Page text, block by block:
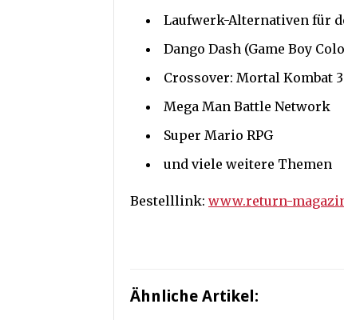
Laufwerk-Alternativen für
Dango Dash (Game Boy
Crossover: Mortal Kombat 3
Mega Man Battle Network
Super Mario RPG
und viele weitere Themen
Bestelllink: www.return-
Ähnliche Artikel: